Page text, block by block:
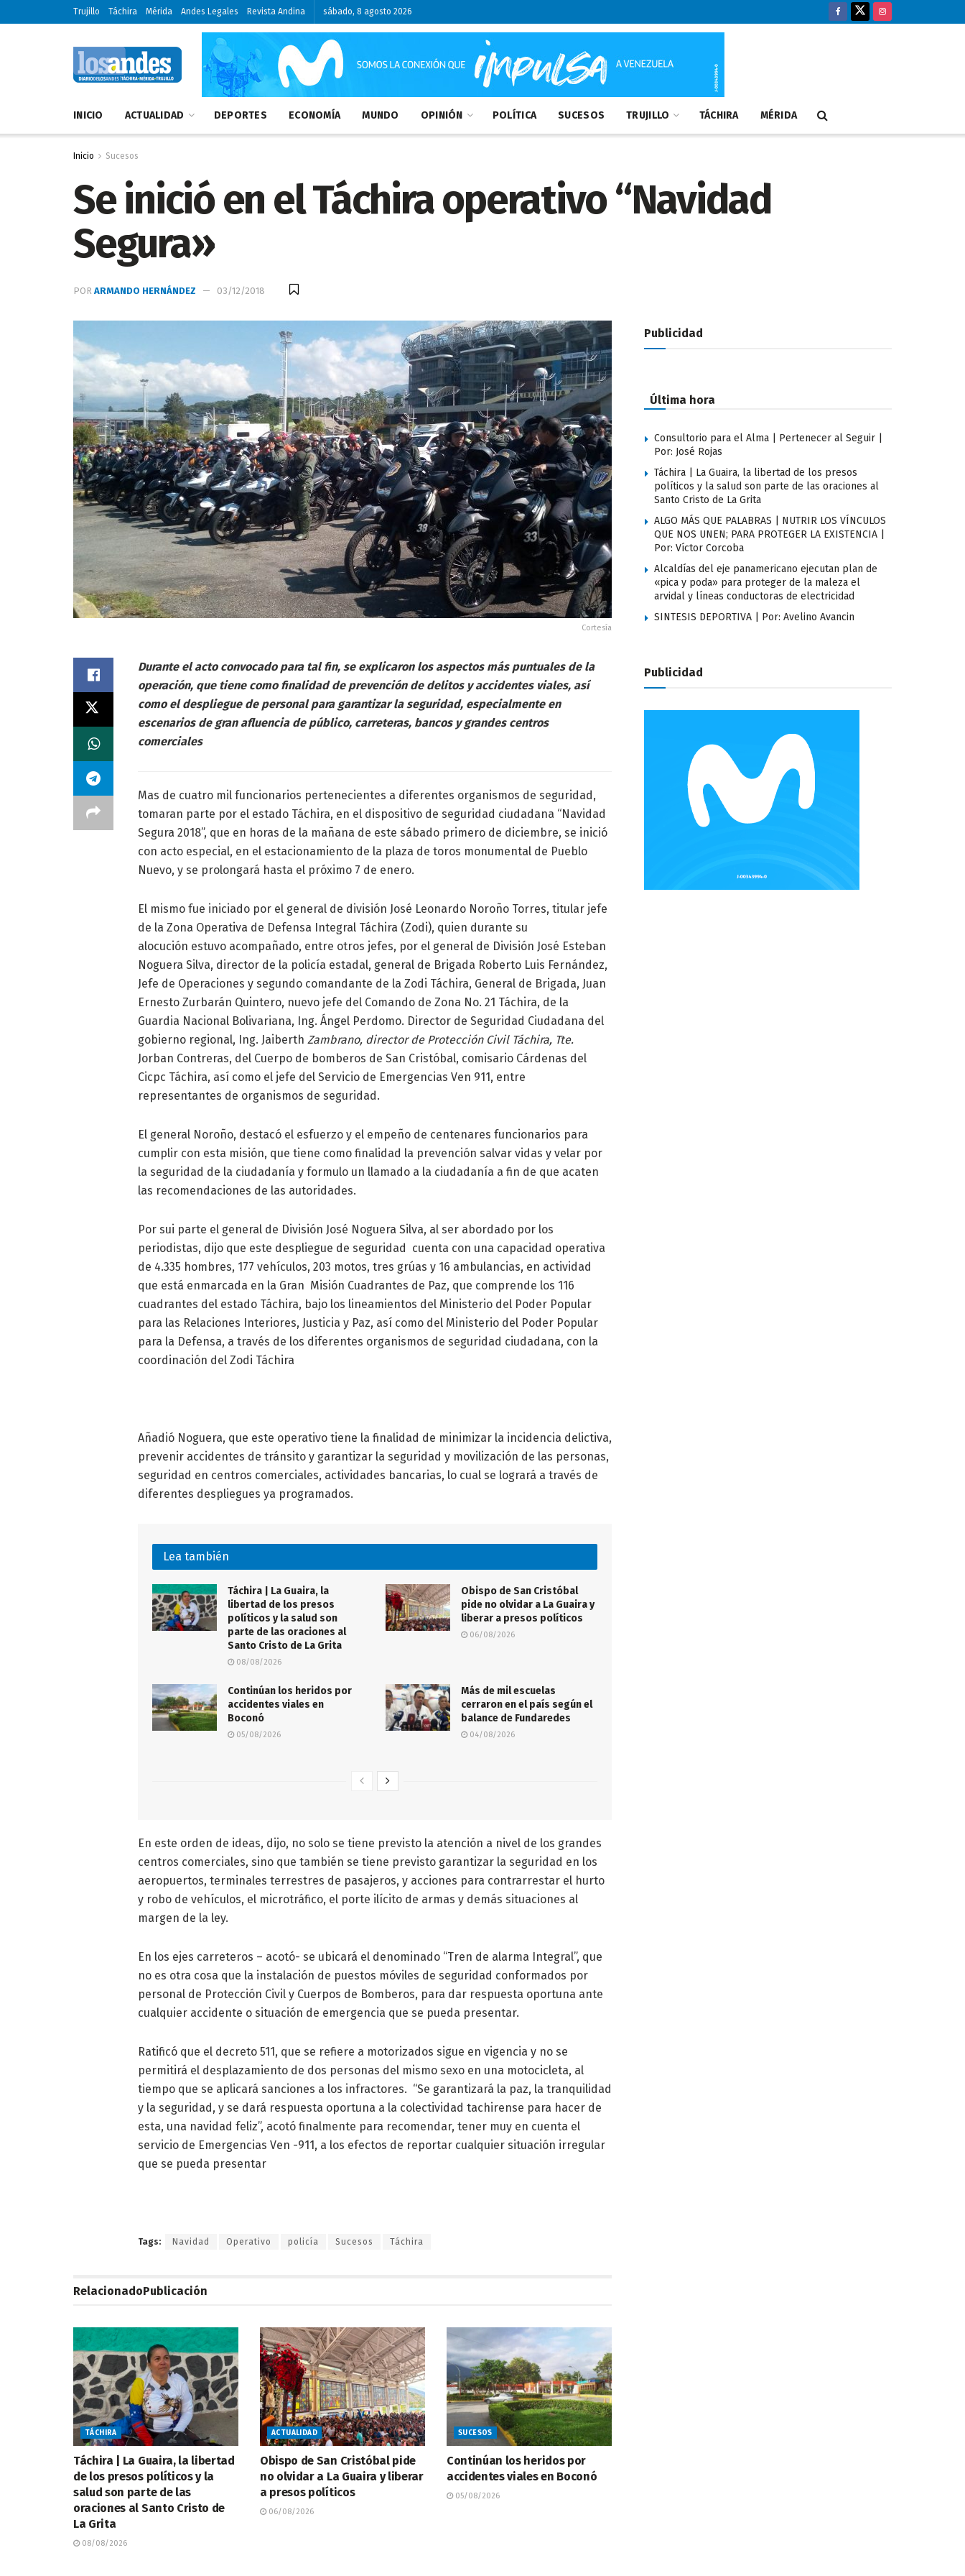
Trujillo Táchira Mérida Andes Legales Revista Andina sábado, 8 agosto 2026
INICIO ACTUALIDAD DEPORTES ECONOMÍA MUNDO OPINIÓN POLÍTICA SUCESOS TRUJILLO TÁCHIRA MÉRIDA
Inicio Sucesos
Se inició en el Táchira operativo “Navidad
Segura»
POR ARMANDO HERNÁNDEZ 03/12/2018
Cortesía
Durante el acto convocado para tal fin, se explicaron los aspectos más puntuales de la
operación, que tiene como finalidad de prevención de delitos y accidentes viales, así
como el despliegue de personal para garantizar la seguridad, especialmente en
escenarios de gran afluencia de público, carreteras, bancos y grandes centros
comerciales
Mas de cuatro mil funcionarios pertenecientes a diferentes organismos de seguridad,
tomaran parte por el estado Táchira, en el dispositivo de seguridad ciudadana “Navidad
Segura 2018”, que en horas de la mañana de este sábado primero de diciembre, se inició
con acto especial, en el estacionamiento de la plaza de toros monumental de Pueblo
Nuevo, y se prolongará hasta el próximo 7 de enero.
El mismo fue iniciado por el general de división José Leonardo Noroño Torres, titular jefe
de la Zona Operativa de Defensa Integral Táchira (Zodi), quien durante su
alocución estuvo acompañado, entre otros jefes, por el general de División José Esteban
Noguera Silva, director de la policía estadal, general de Brigada Roberto Luis Fernández,
Jefe de Operaciones y segundo comandante de la Zodi Táchira, General de Brigada, Juan
Ernesto Zurbarán Quintero, nuevo jefe del Comando de Zona No. 21 Táchira, de la
Guardia Nacional Bolivariana, Ing. Ángel Perdomo. Director de Seguridad Ciudadana del
gobierno regional, Ing. Jaiberth Zambrano, director de Protección Civil Táchira, Tte.
Jorban Contreras, del Cuerpo de bomberos de San Cristóbal, comisario Cárdenas del
Cicpc Táchira, así como el jefe del Servicio de Emergencias Ven 911, entre
representantes de organismos de seguridad.
El general Noroño, destacó el esfuerzo y el empeño de centenares funcionarios para
cumplir con esta misión, que tiene como finalidad la prevención salvar vidas y velar por
la seguridad de la ciudadanía y formulo un llamado a la ciudadanía a fin de que acaten
las recomendaciones de las autoridades.
Por sui parte el general de División José Noguera Silva, al ser abordado por los
periodistas, dijo que este despliegue de seguridad cuenta con una capacidad operativa
de 4.335 hombres, 177 vehículos, 203 motos, tres grúas y 16 ambulancias, en actividad
que está enmarcada en la Gran Misión Cuadrantes de Paz, que comprende los 116
cuadrantes del estado Táchira, bajo los lineamientos del Ministerio del Poder Popular
para las Relaciones Interiores, Justicia y Paz, así como del Ministerio del Poder Popular
para la Defensa, a través de los diferentes organismos de seguridad ciudadana, con la
coordinación del Zodi Táchira
Añadió Noguera, que este operativo tiene la finalidad de minimizar la incidencia delictiva,
prevenir accidentes de tránsito y garantizar la seguridad y movilización de las personas,
seguridad en centros comerciales, actividades bancarias, lo cual se logrará a través de
diferentes despliegues ya programados.
Lea también
Táchira | La Guaira, la
libertad de los presos
políticos y la salud son
parte de las oraciones al
Santo Cristo de La Grita
08/08/2026
Obispo de San Cristóbal
pide no olvidar a La Guaira y
liberar a presos políticos
06/08/2026
Continúan los heridos por
accidentes viales en
Boconó
05/08/2026
Más de mil escuelas
cerraron en el país según el
balance de Fundaredes
04/08/2026
En este orden de ideas, dijo, no solo se tiene previsto la atención a nivel de los grandes
centros comerciales, sino que también se tiene previsto garantizar la seguridad en los
aeropuertos, terminales terrestres de pasajeros, y acciones para contrarrestar el hurto
y robo de vehículos, el microtráfico, el porte ilícito de armas y demás situaciones al
margen de la ley.
En los ejes carreteros – acotó- se ubicará el denominado “Tren de alarma Integral”, que
no es otra cosa que la instalación de puestos móviles de seguridad conformados por
personal de Protección Civil y Cuerpos de Bomberos, para dar respuesta oportuna ante
cualquier accidente o situación de emergencia que se pueda presentar.
Ratificó que el decreto 511, que se refiere a motorizados sigue en vigencia y no se
permitirá el desplazamiento de dos personas del mismo sexo en una motocicleta, al
tiempo que se aplicará sanciones a los infractores. “Se garantizará la paz, la tranquilidad
y la seguridad, y se dará respuesta oportuna a la colectividad tachirense para hacer de
esta, una navidad feliz”, acotó finalmente para recomendar, tener muy en cuenta el
servicio de Emergencias Ven -911, a los efectos de reportar cualquier situación irregular
que se pueda presentar
Tags: Navidad Operativo policía Sucesos Táchira
RelacionadoPublicación
TÁCHIRA
Táchira | La Guaira, la libertad
de los presos políticos y la
salud son parte de las
oraciones al Santo Cristo de
La Grita
08/08/2026
ACTUALIDAD
Obispo de San Cristóbal pide
no olvidar a La Guaira y liberar
a presos políticos
06/08/2026
SUCESOS
Continúan los heridos por
accidentes viales en Boconó
05/08/2026
Publicidad
Última hora
Consultorio para el Alma | Pertenecer al Seguir |
Por: José Rojas
Táchira | La Guaira, la libertad de los presos
políticos y la salud son parte de las oraciones al
Santo Cristo de La Grita
ALGO MÁS QUE PALABRAS | NUTRIR LOS VÍNCULOS
QUE NOS UNEN; PARA PROTEGER LA EXISTENCIA |
Por: Víctor Corcoba
Alcaldías del eje panamericano ejecutan plan de
«pica y poda» para proteger de la maleza el
arvidal y líneas conductoras de electricidad
SINTESIS DEPORTIVA | Por: Avelino Avancin
Publicidad